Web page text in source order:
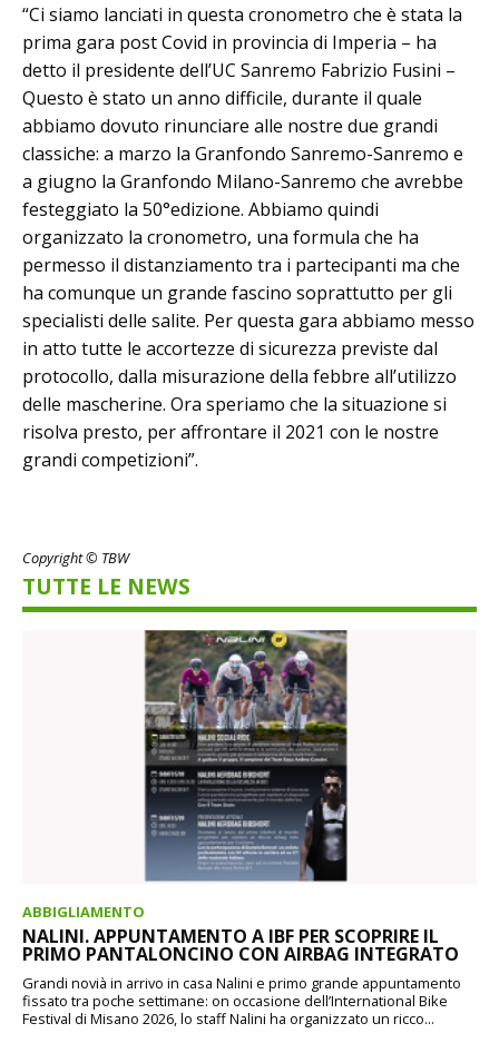
“Ci siamo lanciati in questa cronometro che è stata la
prima gara post Covid in provincia di Imperia – ha
detto il presidente dell’UC Sanremo Fabrizio Fusini –
Questo è stato un anno difficile, durante il quale
abbiamo dovuto rinunciare alle nostre due grandi
classiche: a marzo la Granfondo Sanremo-Sanremo e
a giugno la Granfondo Milano-Sanremo che avrebbe
festeggiato la 50°edizione. Abbiamo quindi
organizzato la cronometro, una formula che ha
permesso il distanziamento tra i partecipanti ma che
ha comunque un grande fascino soprattutto per gli
specialisti delle salite. Per questa gara abbiamo messo
in atto tutte le accortezze di sicurezza previste dal
protocollo, dalla misurazione della febbre all’utilizzo
delle mascherine. Ora speriamo che la situazione si
risolva presto, per affrontare il 2021 con le nostre
grandi competizioni”.
Copyright © TBW
TUTTE LE NEWS
ABBIGLIAMENTO
NALINI. APPUNTAMENTO A IBF PER SCOPRIRE IL
PRIMO PANTALONCINO CON AIRBAG INTEGRATO
Grandi novià in arrivo in casa Nalini e primo grande appuntamento
fissato tra poche settimane: on occasione dell’International Bike
Festival di Misano 2026, lo staff Nalini ha organizzato un ricco...